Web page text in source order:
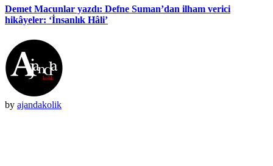
Demet Macunlar yazdı: Defne Suman’dan ilham verici
hikâyeler: ‘İnsanlık Hâli’
by ajandakolik